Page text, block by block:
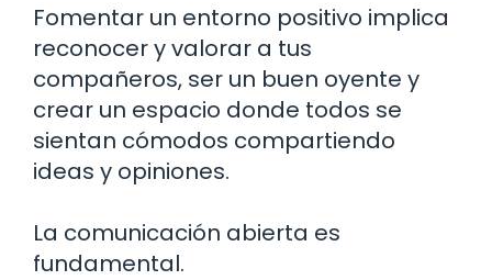
Fomentar un entorno positivo implica
reconocer y valorar a tus
compañeros, ser un buen oyente y
crear un espacio donde todos se
sientan cómodos compartiendo
ideas y opiniones.
La comunicación abierta es
fundamental.